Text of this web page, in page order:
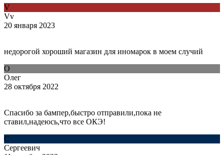
V
Vv
20 января 2023
недорогой хороший магазин для иномарок в моем случий
О
Олег
28 октября 2022
Спасибо за бампер,быстро отправили,пока не
ставил,надеюсь,что все ОКЭ!
С
Сергеевич